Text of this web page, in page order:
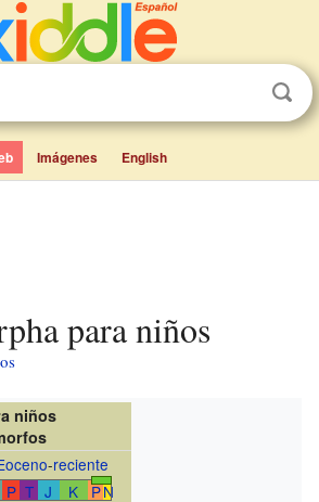
Imágenes English
para niños
niños
-reciente
P T J K PN